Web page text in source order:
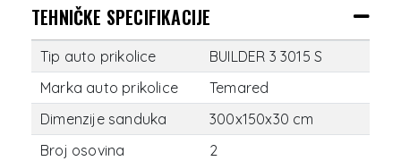
TEHNIČKE SPECIFIKACIJE
Tip auto prikolice
BUILDER 3 3015 S
Marka auto prikolice
Temared
Dimenzije sanduka
300x150x30 cm
Broj osovina
2